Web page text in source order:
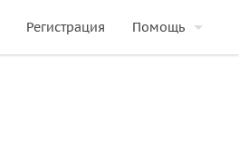
Регистрация Помощь